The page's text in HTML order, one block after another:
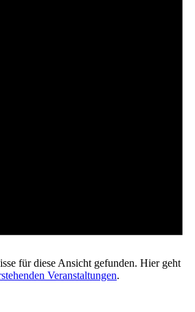
für diese Ansicht gefunden. Hier geht
Veranstaltungen.